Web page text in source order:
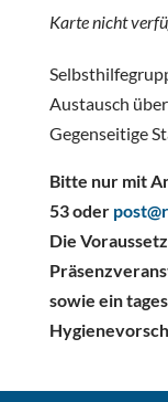
Karte nicht
Austausch
Gegenseitige
Bitte nur mit
53 oder
Die
sowie ein